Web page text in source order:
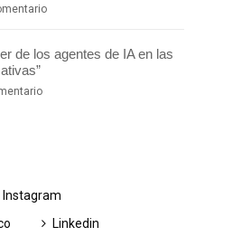
de los agentes de IA en las
Instagram
Linkedin